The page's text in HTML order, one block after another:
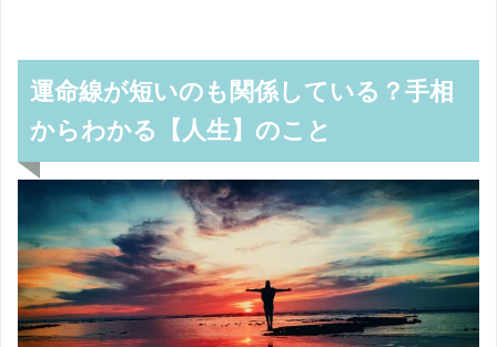
運命線が短いのも関係している？手相
からわかる【人生】のこと